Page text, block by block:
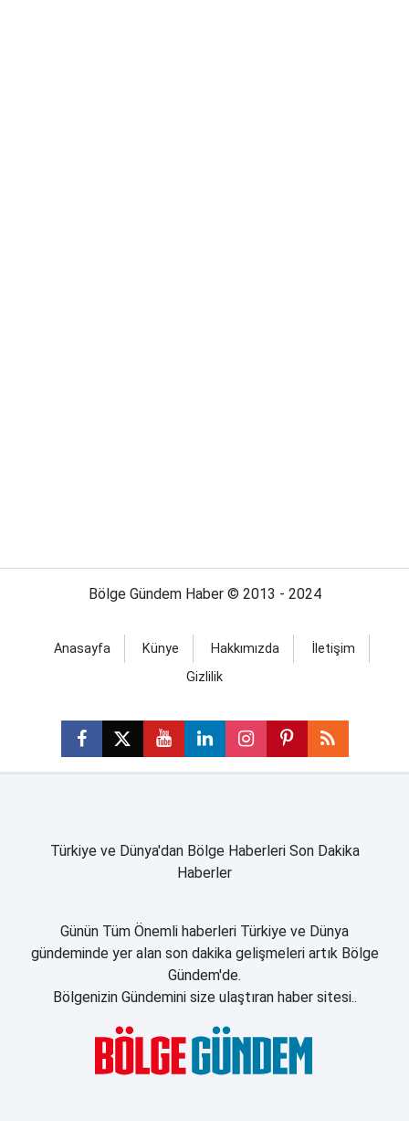
Bölge Gündem Haber © 2013 - 2024
Anasayfa Künye Hakkımızda
İletişim
Gizlilik
Türkiye ve Dünya'dan Bölge Haberleri Son Dakika
Haberler
Günün Tüm Önemli haberleri Türkiye ve Dünya
gündeminde yer alan son dakika gelişmeleri artık Bölge
Gündem'de.
Bölgenizin Gündemini size ulaştıran haber sitesi..